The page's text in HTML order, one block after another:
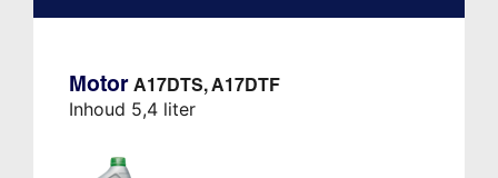
Motor A17DTS, A17DTF
Inhoud 5,4 liter